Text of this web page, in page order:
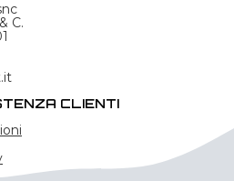
C.
CLIENTI